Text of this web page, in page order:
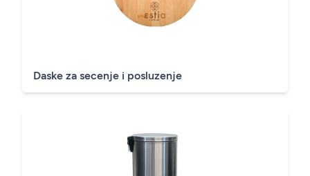
Daske za secenje i posluzenje